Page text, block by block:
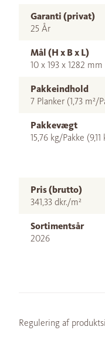
Garanti (privat)
25 År
Mål (H x B x L)
10 x 193 x 1282 mm
Pakkeindhold
7 Planker (1,73 m²/
Pakkevægt
15,76 kg/Pakke
Pris (brutto)
341,33 dkr./m²
Sortimentsår
2026
Regulering af